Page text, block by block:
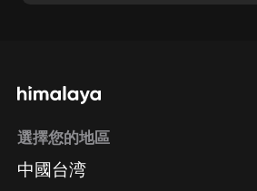
選擇您的地區
中國台湾